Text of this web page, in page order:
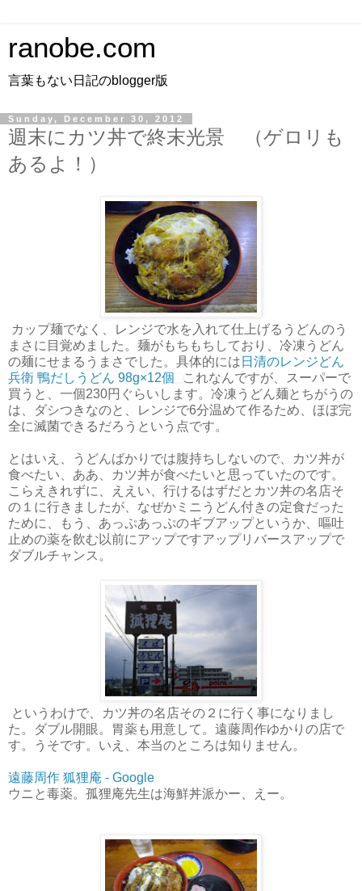
ranobe.com
言葉もない日記のblogger版
Sunday, December 30, 2012
週末にカツ丼で終末光景 （ゲロリも
あるよ！）
カップ麺でなく、レンジで水を入れて仕上げるうどんのう
まさに目覚めました。麺がもちもちしており、冷凍うどん
の麺にせまるうまさでした。具体的には 日清のレンジどん
兵衛 鴨だしうどん 98g×12個
これなんですが、スーパーで
買うと、一個230円ぐらいします。冷凍うどん麺とちがうの
は、ダシつきなのと、レンジで6分温めて作るため、ほぼ完
全に滅菌できるだろうという点です。
とはいえ、うどんばかりでは腹持ちしないので、カツ丼が
食べたい、ああ、カツ丼が食べたいと思っていたのです。
こらえきれずに、ええい、行けるはずだとカツ丼の名店そ
の１に行きましたが、なぜかミニうどん付きの定食だった
ために、もう、あっぷあっぷのギブアップというか、嘔吐
止めの薬を飲む以前にアップですアップリバースアップで
ダブルチャンス。
というわけで、カツ丼の名店その２に行く事になりまし
た。ダブル開眼。胃薬も用意して。遠藤周作ゆかりの店で
す。うそです。いえ、本当のところは知りません。
遠藤周作 狐狸庵 - Google
ウニと毒薬。孤狸庵先生は海鮮丼派かー、えー。